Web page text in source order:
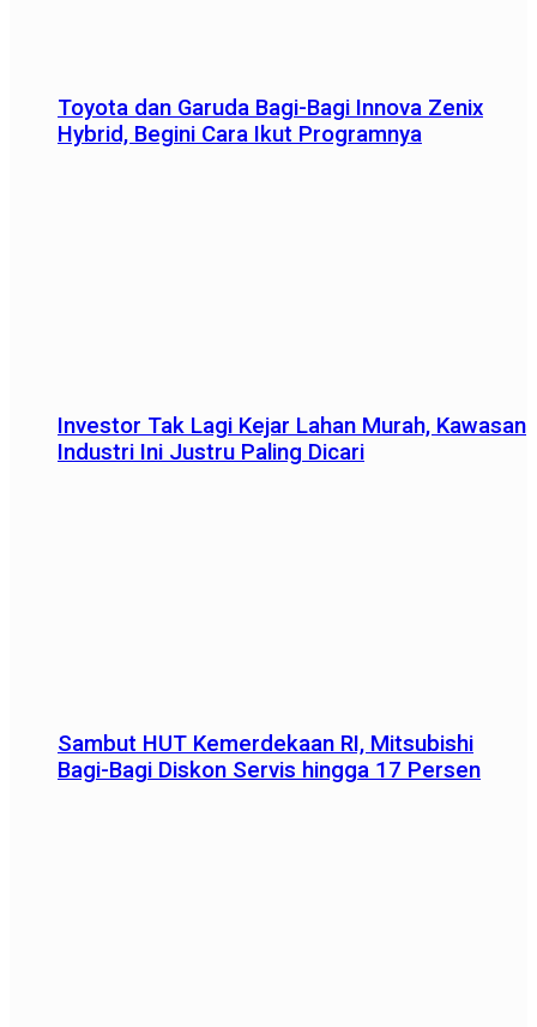
Toyota dan Garuda Bagi-Bagi Innova Zenix
Hybrid, Begini Cara Ikut Programnya
Investor Tak Lagi Kejar Lahan Murah, Kawasan
Industri Ini Justru Paling Dicari
Sambut HUT Kemerdekaan RI, Mitsubishi
Bagi-Bagi Diskon Servis hingga 17 Persen